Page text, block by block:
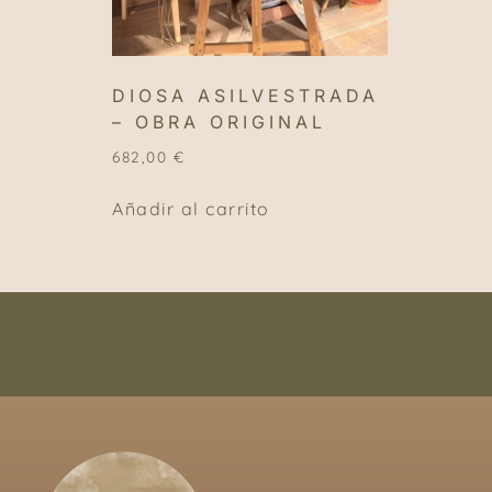
DIOSA ASILVESTRADA
– OBRA ORIGINAL
682,00 €
Añadir al carrito